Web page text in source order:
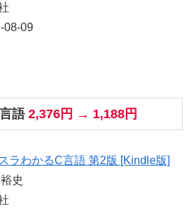
08-09
語 2,376円 → 1,188円
ラわかるC言語 第2版 [Kindle版]
史